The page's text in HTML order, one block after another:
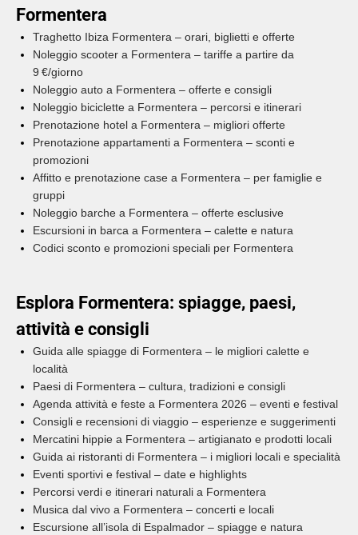
Formentera
Traghetto Ibiza Formentera – orari, biglietti e offerte
Noleggio scooter a Formentera – tariffe a partire da
9 €/giorno
Noleggio auto a Formentera – offerte e consigli
Noleggio biciclette a Formentera – percorsi e itinerari
Prenotazione hotel a Formentera – migliori offerte
Prenotazione appartamenti a Formentera – sconti e
promozioni
Affitto e prenotazione case a Formentera – per famiglie e
gruppi
Noleggio barche a Formentera – offerte esclusive
Escursioni in barca a Formentera – calette e natura
Codici sconto e promozioni speciali per Formentera
Esplora Formentera: spiagge, paesi,
attività e consigli
Guida alle spiagge di Formentera – le migliori calette e
località
Paesi di Formentera – cultura, tradizioni e consigli
Agenda attività e feste a Formentera 2026 – eventi e festival
Consigli e recensioni di viaggio – esperienze e suggerimenti
Mercatini hippie a Formentera – artigianato e prodotti locali
Guida ai ristoranti di Formentera – i migliori locali e specialità
Eventi sportivi e festival – date e highlights
Percorsi verdi e itinerari naturali a Formentera
Musica dal vivo a Formentera – concerti e locali
Escursione all’isola di Espalmador – spiagge e natura